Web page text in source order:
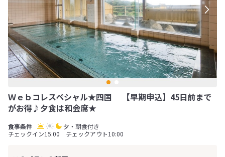
Ｗｅｂコレスペシャル★四国 【早期申込】45日前まで
がお得♪夕食は和会席★
夕・朝食付き
チェックイン15:00 チェックアウト10:00